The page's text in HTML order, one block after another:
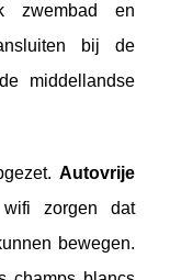
zwembad en
bij de
middellandse
Autovrije
zorgen dat
bewegen.